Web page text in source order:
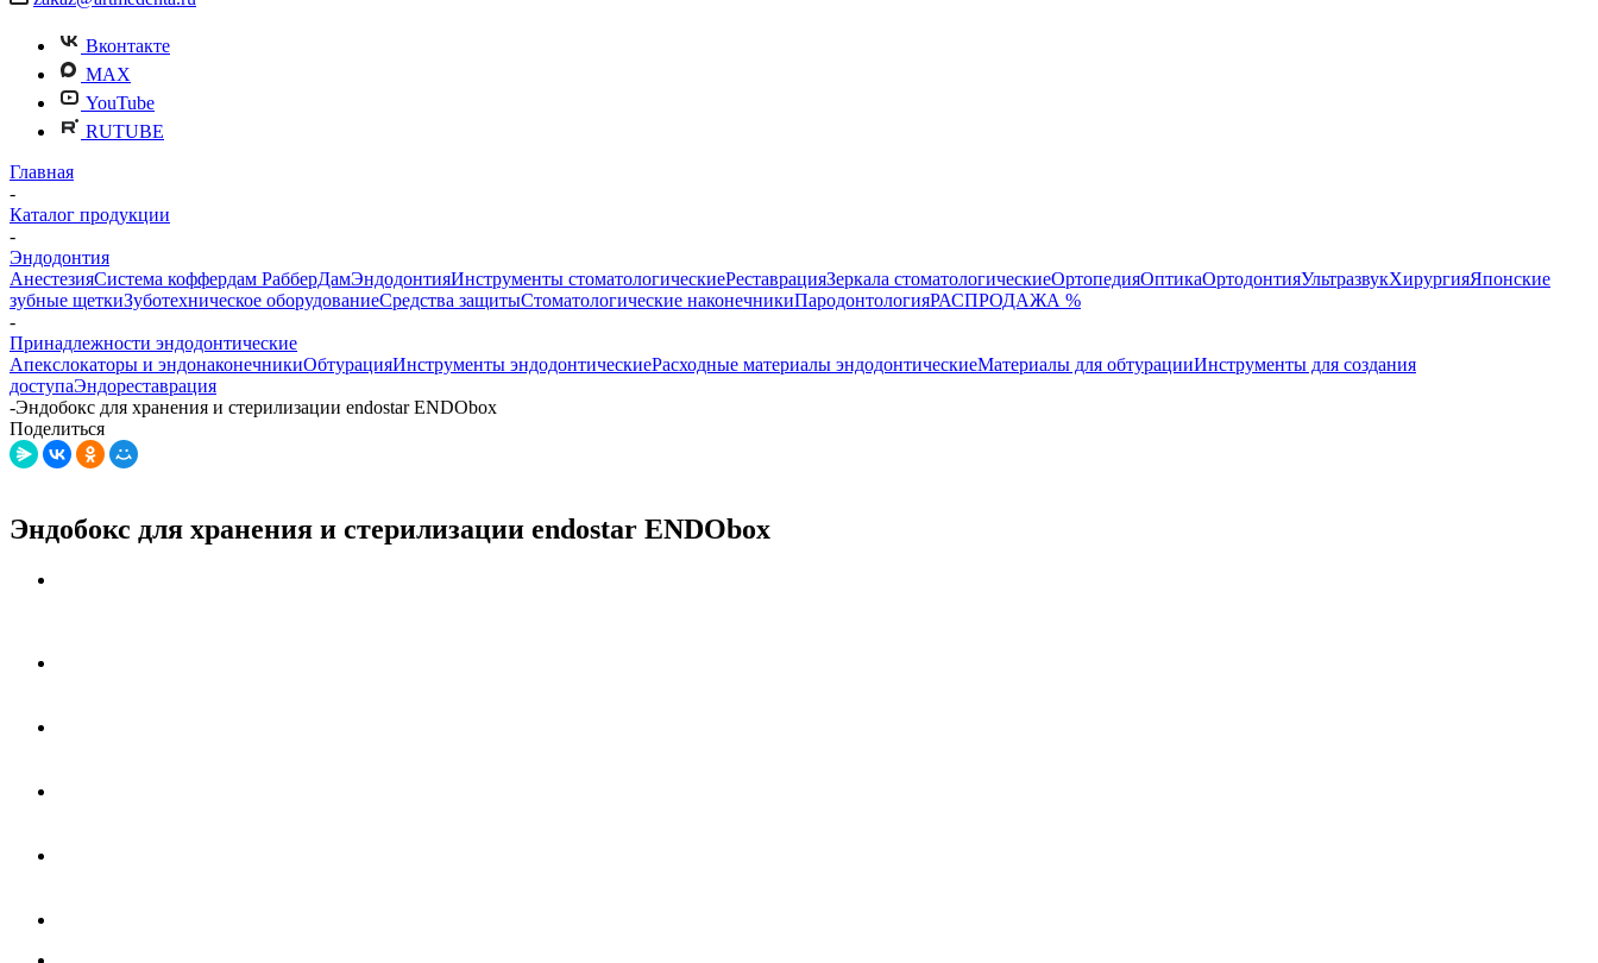
Вконтакте
MAX
YouTube
RUTUBE
Главная
-
Каталог продукции
-
Эндодонтия
АнестезияСистема коффердам РабберДамЭндодонтияИнструменты стоматологическиеРеставрацияЗеркала стоматологическиеОртопедияОптикаОртодонтияУльтразвукХирургияЯпонские
зубные щеткиЗуботехническое оборудованиеСредства защитыСтоматологические наконечникиПародонтологияРАСПРОДАЖА %
-
Принадлежности эндодонтические
Апекслокаторы и эндонаконечникиОбтурацияИнструменты эндодонтическиеРасходные материалы эндодонтическиеМатериалы для обтурацииИнструменты для создания
доступаЭндореставрация
-Эндобокс для хранения и стерилизации endostar ENDObox
Поделиться
Эндобокс для хранения и стерилизации endostar ENDObox